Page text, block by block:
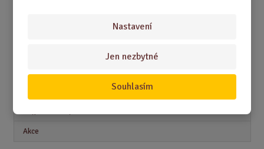
Nastavení
Jen nezbytné
Souhlasím
Akce